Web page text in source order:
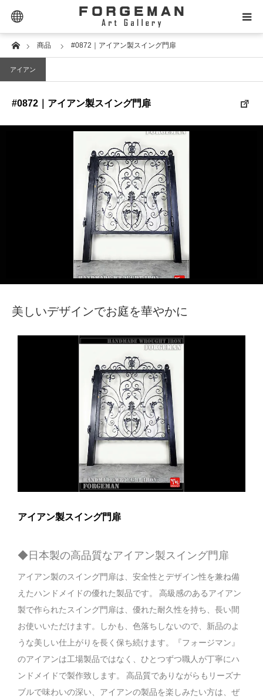
Home商品 #0872｜アイアン製スイング門扉
アイアン
#0872｜アイアン製スイング門扉
美しいデザインでお庭を華やかに
アイアン製スイング門扉
◆日本製の高品質なアイアン製スイ ング門 扉
アイアン製のスイング門扉は、安全性とデザイン性を兼ね備
えたハンドメイドの優れた製品です。 高級感のあるアイアン
製で作られたスイング門扉は、優れた耐久性を持ち、長い間
お使いいただけます。しかも、色落ちしないので、新品のよ
うな美しい仕上がりを長く保ち続けます。『フォージマン』
のアイアンは工場製品ではなく、ひとつずつ職人が丁寧にハ
ンドメイドで製作致します。 高品質でありながらもリーズナ
ブルで味わいの深い、アイアンの製品を楽しみたい方は、ぜ
SELECTOR｜セレクター
PRODUCT｜商品タイプ
STYLE｜スタイル
DESIGN｜デザイン名
MATERIAL｜素材別
CONTACT｜お問合せ
TECH｜技術サイト